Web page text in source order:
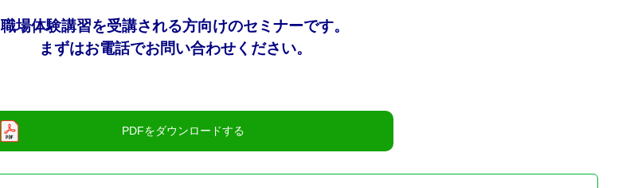
職場体験講習を受講される方向けのセミナーです。
まずはお電話でお問い合わせください。